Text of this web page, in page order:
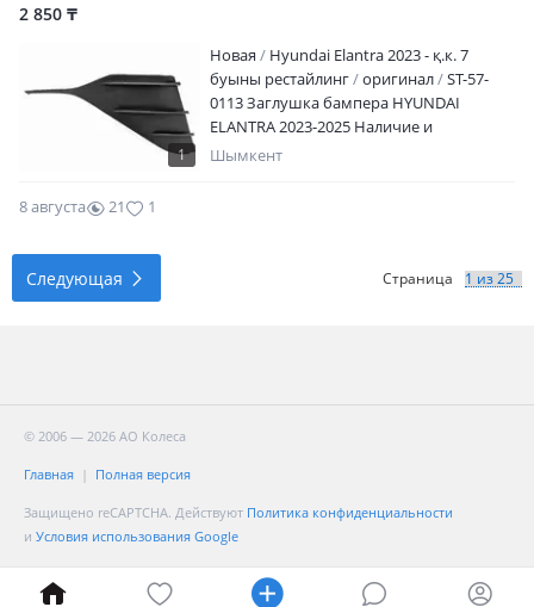
2 850 ₸
1
Новая
Hyundai Elantra 2023 - қ.к. 7
буыны рестайлинг
оригинал
ST-57-
0113 Заглушка бампера HYUNDAI
ELANTRA 2023-2025 Наличие и
актуальную цену уточняйте у
Шымкент
8 августа 21 1
Следующая Страница
© 2006 — 2026 АО Колеса
Главная Полная версия
Защищено reCAPTCHA. Действуют Политика конфиденциальности
и Условия использования Google